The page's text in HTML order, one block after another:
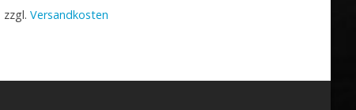
zzgl. Versandkosten